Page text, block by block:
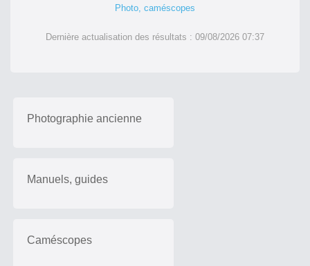
Photo, caméscopes
Dernière actualisation des résultats : 09/08/2026 07:37
Photographie ancienne
Manuels, guides
Caméscopes